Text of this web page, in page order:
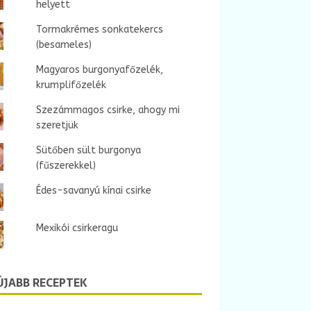
helyett
Tormakrémes sonkatekercs
(besameles)
Magyaros burgonyafőzelék,
krumplifőzelék
Szezámmagos csirke, ahogy mi
szeretjük
Sütőben sült burgonya
(fűszerekkel)
Édes-savanyú kínai csirke
Mexikói csirkeragu
RECEPTEK